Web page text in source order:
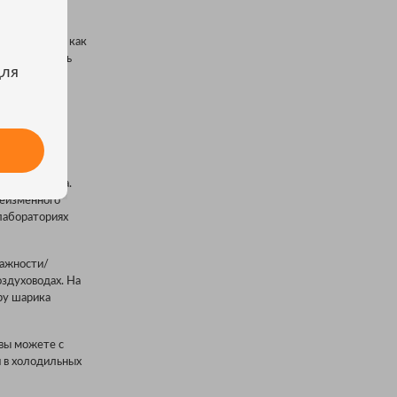
понятие, как
продолжать
важна.
На
шарика
можете с
в холодильных